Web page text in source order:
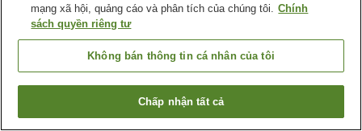
Tìm phòng trống
mạng xã hội, quảng cáo và phân tích của chúng tôi. Chính
sách quyền riêng tư
Không bán thông tin cá nhân của tôi
Chấp nhận tất cả